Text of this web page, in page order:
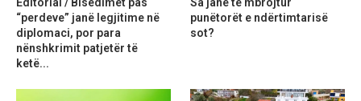
Editorial / Bisedimet pas
“perdeve” janë legjitime në
diplomaci, por para
nënshkrimit patjetër të
ketë...
Sa janë të mbrojtur
punëtorët e ndërtimtarisë
sot?